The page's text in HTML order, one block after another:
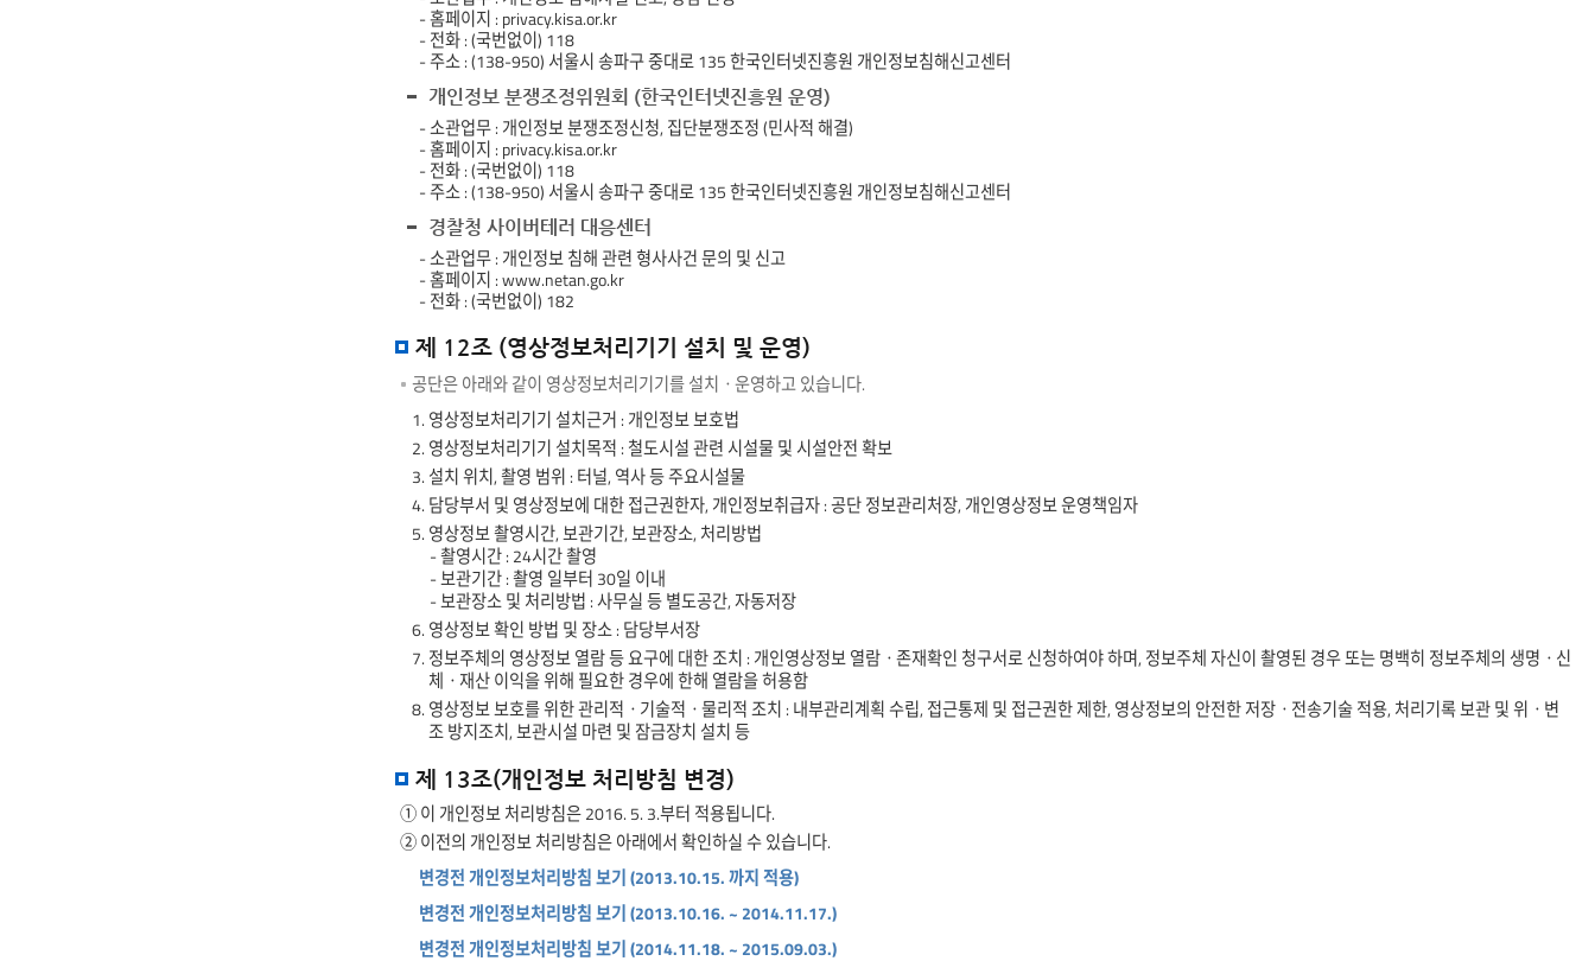
- 홈페이지 : privacy.kisa.or.kr
- 전화 : (국번없이) 118
- 주소 : (138-950) 서울시 송파구 중대로 135 한국인터넷진흥원 개인정보침해신고센터
개인정보 분쟁조정위원회 (한국인터넷진흥원 운영)
- 소관업무 : 개인정보 분쟁조정신청, 집단분쟁조정 (민사적 해결)
- 홈페이지 : privacy.kisa.or.kr
- 전화 : (국번없이) 118
- 주소 : (138-950) 서울시 송파구 중대로 135 한국인터넷진흥원 개인정보침해신고센터
경찰청 사이버테러 대응센터
- 소관업무 : 개인정보 침해 관련 형사사건 문의 및 신고
- 홈페이지 : www.netan.go.kr
- 전화 : (국번없이) 182
제 12조 (영상정보처리기기 설치 및 운영)
공단은 아래와 같이 영상정보처리기기를 설치ㆍ운영하고 있습니다.
1. 영상정보처리기기 설치근거 : 개인정보 보호법
2. 영상정보처리기기 설치목적 : 철도시설 관련 시설물 및 시설안전 확보
3. 설치 위치, 촬영 범위 : 터널, 역사 등 주요시설물
4. 담당부서 및 영상정보에 대한 접근권한자, 개인정보취급자 : 공단 정보관리처장, 개인영상정보 운영책임자
5. 영상정보 촬영시간, 보관기간, 보관장소, 처리방법
- 촬영시간 : 24시간 촬영
- 보관기간 : 촬영 일부터 30일 이내
- 보관장소 및 처리방법 : 사무실 등 별도공간, 자동저장
6. 영상정보 확인 방법 및 장소 : 담당부서장
7. 정보주체의 영상정보 열람 등 요구에 대한 조치 : 개인영상정보 열람ㆍ존재확인 청구서로 신청하여야 하며, 정보주체 자신이 촬영된 경우 또는 명백히 정보주체의 생명ㆍ신
체ㆍ재산 이익을 위해 필요한 경우에 한해 열람을 허용함
8. 영상정보 보호를 위한 관리적ㆍ기술적ㆍ물리적 조치 : 내부관리계획 수립, 접근통제 및 접근권한 제한, 영상정보의 안전한 저장ㆍ전송기술 적용, 처리기록 보관 및 위ㆍ변
조 방지조치, 보관시설 마련 및 잠금장치 설치 등
제 13조(개인정보 처리방침 변경)
① 이 개인정보 처리방침은 2016. 5. 3.부터 적용됩니다.
② 이전의 개인정보 처리방침은 아래에서 확인하실 수 있습니다.
변경전 개인정보처리방침 보기 (2013.10.15. 까지 적용)
변경전 개인정보처리방침 보기 (2013.10.16. ~ 2014.11.17.)
변경전 개인정보처리방침 보기 (2014.11.18. ~ 2015.09.03.)